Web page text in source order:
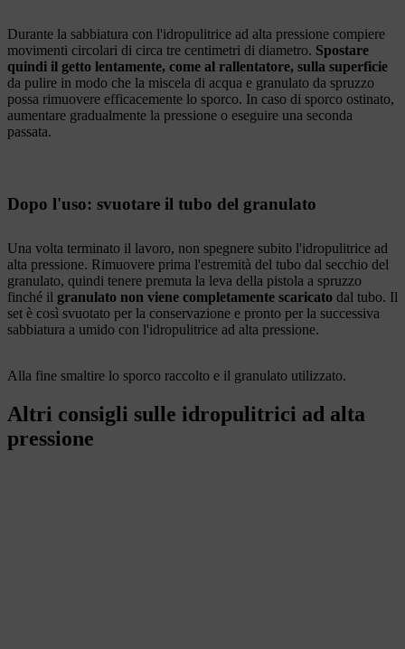
Durante la sabbiatura con l'idropulitrice ad alta pressione compiere
movimenti circolari di circa tre centimetri di diametro. Spostare
quindi il getto lentamente, come al rallentatore, sulla superficie
da pulire in modo che la miscela di acqua e granulato da spruzzo
possa rimuovere efficacemente lo sporco. In caso di sporco ostinato,
aumentare gradualmente la pressione o eseguire una seconda
passata.
Dopo l'uso: svuotare il tubo del granulato
Una volta terminato il lavoro, non spegnere subito l'idropulitrice ad
alta pressione. Rimuovere prima l'estremità del tubo dal secchio del
granulato, quindi tenere premuta la leva della pistola a spruzzo
finché il granulato non viene completamente scaricato dal tubo. Il
set è così svuotato per la conservazione e pronto per la successiva
sabbiatura a umido con l'idropulitrice ad alta pressione.
Alla fine smaltire lo sporco raccolto e il granulato utilizzato.
Altri consigli sulle idropulitrici ad alta
pressione